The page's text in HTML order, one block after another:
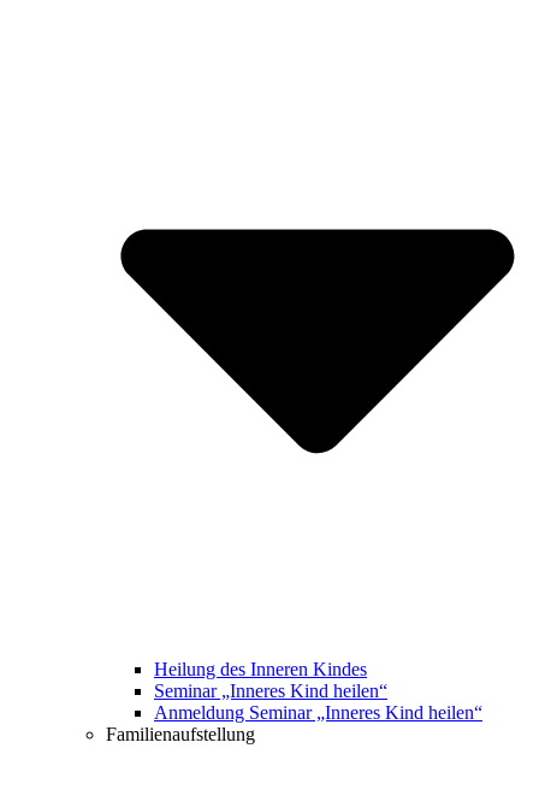
Heilung des Inneren Kindes
Seminar „Inneres Kind heilen“
Anmeldung Seminar „Inneres Kind heilen“
Familienaufstellung